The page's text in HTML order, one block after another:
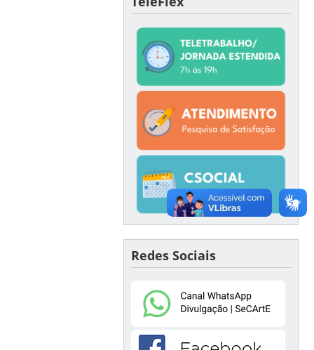
Redes Sociais